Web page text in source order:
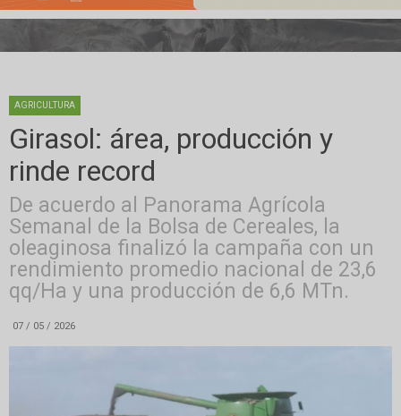
AGRICULTURA
Girasol: área, producción y
rinde record
De acuerdo al Panorama Agrícola
Semanal de la Bolsa de Cereales, la
oleaginosa finalizó la campaña con un
rendimiento promedio nacional de 23,6
qq/Ha y una producción de 6,6 MTn.
07 / 05 / 2026